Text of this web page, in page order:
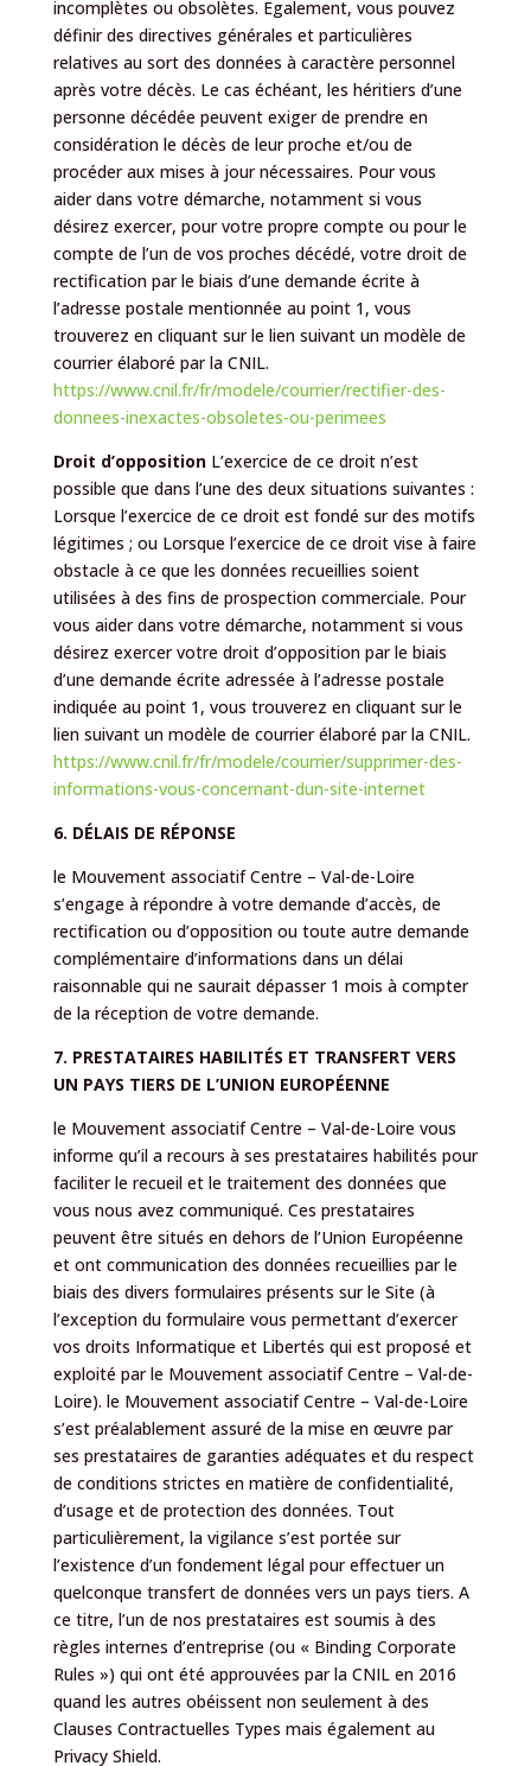
incomplètes ou obsolètes. Egalement, vous pouvez
définir des directives générales et particulières
relatives au sort des données à caractère personnel
après votre décès. Le cas échéant, les héritiers d’une
personne décédée peuvent exiger de prendre en
considération le décès de leur proche et/ou de
procéder aux mises à jour nécessaires. Pour vous
aider dans votre démarche, notamment si vous
désirez exercer, pour votre propre compte ou pour le
compte de l’un de vos proches décédé, votre droit de
rectification par le biais d’une demande écrite à
l’adresse postale mentionnée au point 1, vous
trouverez en cliquant sur le lien suivant un modèle de
courrier élaboré par la CNIL.
https://www.cnil.fr/fr/modele/courrier/rectifier-des-
donnees-inexactes-obsoletes-ou-perimees
Droit d’oppositionL’exercice de ce droit n’est
possible que dans l’une des deux situations suivantes :
Lorsque l’exercice de ce droit est fondé sur des motifs
légitimes ; ou Lorsque l’exercice de ce droit vise à faire
obstacle à ce que les données recueillies soient
utilisées à des fins de prospection commerciale. Pour
vous aider dans votre démarche, notamment si vous
désirez exercer votre droit d’opposition par le biais
d’une demande écrite adressée à l’adresse postale
indiquée au point 1, vous trouverez en cliquant sur le
lien suivant un modèle de courrier élaboré par la CNIL.
https://www.cnil.fr/fr/modele/courrier/supprimer-des-
informations-vous-concernant-dun-site-internet
6. DÉLAIS DE RÉPONSE
le Mouvement associatif Centre – Val-de-Loire
s’engage à répondre à votre demande d’accès, de
rectification ou d’opposition ou toute autre demande
complémentaire d’informations dans un délai
raisonnable qui ne saurait dépasser 1 mois à compter
de la réception de votre demande.
7. PRESTATAIRES HABILITÉS ET TRANSFERT VERS
UN PAYS TIERS DE L’UNION EUROPÉENNE
le Mouvement associatif Centre – Val-de-Loire vous
informe qu’il a recours à ses prestataires habilités pour
faciliter le recueil et le traitement des données que
vous nous avez communiqué. Ces prestataires
peuvent être situés en dehors de l’Union Européenne
et ont communication des données recueillies par le
biais des divers formulaires présents sur le Site (à
l’exception du formulaire vous permettant d’exercer
vos droits Informatique et Libertés qui est proposé et
exploité par le Mouvement associatif Centre – Val-de-
Loire). le Mouvement associatif Centre – Val-de-Loire
s’est préalablement assuré de la mise en œuvre par
ses prestataires de garanties adéquates et du respect
de conditions strictes en matière de confidentialité,
d’usage et de protection des données. Tout
particulièrement, la vigilance s’est portée sur
l’existence d’un fondement légal pour effectuer un
quelconque transfert de données vers un pays tiers. A
ce titre, l’un de nos prestataires est soumis à des
règles internes d’entreprise (ou « Binding Corporate
Rules ») qui ont été approuvées par la CNIL en 2016
quand les autres obéissent non seulement à des
Clauses Contractuelles Types mais également au
Privacy Shield.